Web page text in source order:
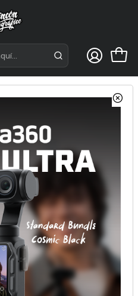
Retro Digital
DC06T Selfie Green